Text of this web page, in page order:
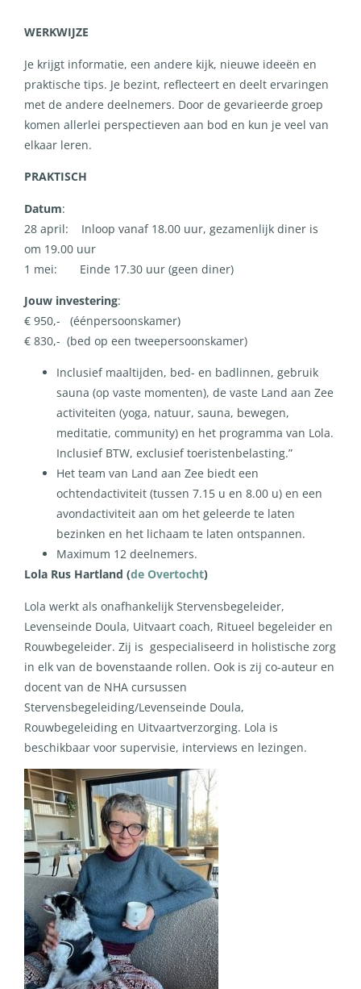
WERKWIJZE
Je krijgt informatie, een andere kijk, nieuwe ideeën en
praktische tips. Je bezint, reflecteert en deelt ervaringen
met de andere deelnemers. Door de gevarieerde groep
komen allerlei perspectieven aan bod en kun je veel van
elkaar leren.
PRAKTISCH
Datum:
28 april: Inloop vanaf 18.00 uur, gezamenlijk diner is
om 19.00 uur
1 mei: Einde 17.30 uur (geen diner)
Jouw investering:
€ 950,- (éénpersoonskamer)
€ 830,- (bed op een tweepersoonskamer)
Inclusief maaltijden, bed- en badlinnen, gebruik
sauna (op vaste momenten), de vaste Land aan Zee
activiteiten (yoga, natuur, sauna, bewegen,
meditatie, community) en het programma van Lola.
Inclusief BTW, exclusief toeristenbelasting.”
Het team van Land aan Zee biedt een
ochtendactiviteit (tussen 7.15 u en 8.00 u) en een
avondactiviteit aan om het geleerde te laten
bezinken en het lichaam te laten ontspannen.
Maximum 12 deelnemers.
Lola Rus Hartland (de Overtocht)
Lola werkt als onafhankelijk Stervensbegeleider,
Levenseinde Doula, Uitvaart coach, Ritueel begeleider en
Rouwbegeleider. Zij is gespecialiseerd in holistische zorg
in elk van de bovenstaande rollen. Ook is zij co-auteur en
docent van de NHA cursussen
Stervensbegeleiding/Levenseinde Doula,
Rouwbegeleiding en Uitvaartverzorging. Lola is
beschikbaar voor supervisie, interviews en lezingen.